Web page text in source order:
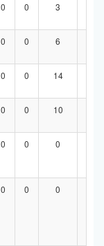
0 0 3
0 0 6
0 0 14
0 0 10
0 0 0
0 0 0